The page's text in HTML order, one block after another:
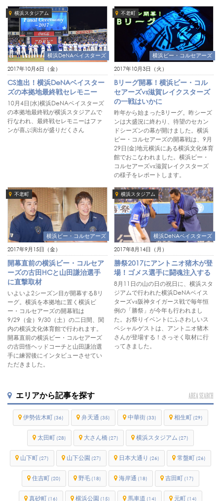
横浜スタジアム
横浜DeNAベイスターズ
2017年10月6日（金）
CS進出！横浜DeNAベイスター
ズの本拠地最終戦セレモニー
10月4日(水)横浜DeNAベイスターズ
の本拠地最終戦が横浜スタジアムで
行なわれ、最終戦セレモニーはファ
ンが喜ぶ演出が盛りだくさん
不老町
横浜ビー・コルセアーズ
2017年10月3日（火）
Bリーグ開幕！横浜ビー・コル
セアーズvs滋賀レイクスターズ
の一戦はいかに
昨年から始まったBリーグ。昨シーズ
ンは大盛況に終わり、待望のセカン
ドシーズンの幕が開けました。横浜
ビー・コルセアーズの開幕戦は、9月
29日(金)地元横浜にある横浜文化体育
館でおこなわれました。横浜ビー・
コルセアーズvs滋賀レイクスターズ
の様子をレポートします。
不老町
横浜ビー・コルセアーズ
2017年9月15日（金）
開幕直前の横浜ビー・コルセア
ーズの古田HCと山田謙治選手
に直撃取材
いよいよ2シーズン目が開幕するBリ
ーグ。横浜を本拠地に置く横浜ビ
ー・コルセアーズの開幕戦は
9/29（金）9/30（土）の二日間、関
内の横浜文化体育館で行われます。
開幕直前の横浜ビー・コルセアーズ
の古田悟ヘッドコーチと山田謙治選
手に練習後にインタビューさせてい
ただきました。
横浜スタジアム
横浜DeNAベイスターズ
2017年8月14日（月）
勝祭2017にアントニオ猪木が登
場！ゴメス選手に闘魂注入する
8月11日の山の日の祝日に、横浜スタ
ジアムで行われた横浜DeNAベイス
ターズvs阪神タイガース戦で毎年恒
例の「勝祭」が今年も行われまし
た。お祭りイベントにふさわしいス
ペシャルゲストは、アントニオ猪木
さんが登場する！さっそく取材に行
ってきました。
エリアから記事を探す AREA SEARCH
伊勢佐木町 (36) 弁天通 (35) 中華街 (33) 相生町 (29)
太田町 (28) 大さん橋 (27) 横浜スタジアム (27)
山下町 (27) 山下公園 (27) 日本大通り (26) 常盤町 (26)
住吉町 (20) 野毛 (18) 海岸通 (18) 吉田町 (17)
真砂町 (16) 横浜公園 (15) 馬車道 (14) 元町 (14)